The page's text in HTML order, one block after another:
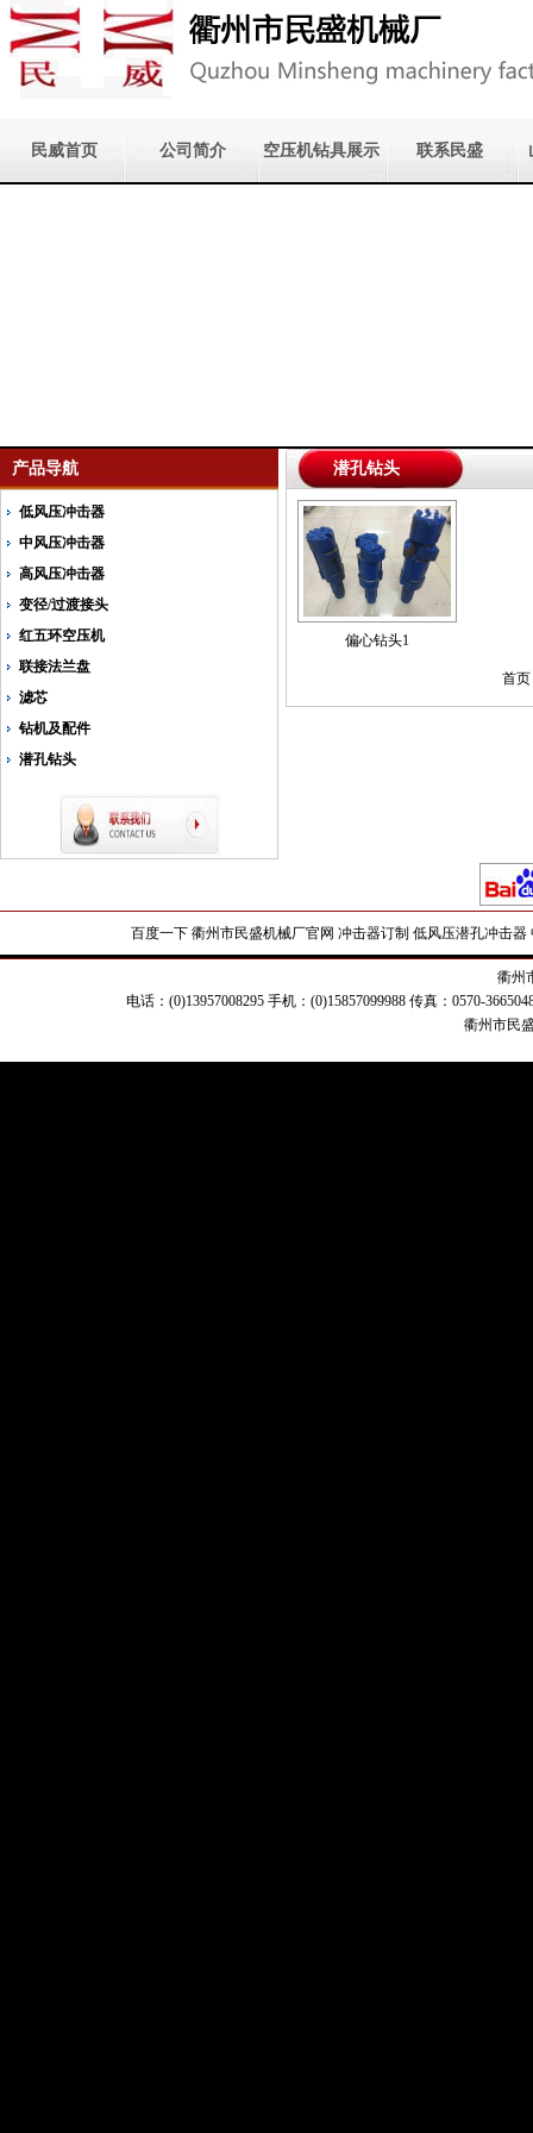
民威首页 公司简介 空压机钻具展示 联系民盛
产品导航
低风压冲击器
中风压冲击器
高风压冲击器
变径/过渡接头
红五环空压机
联接法兰盘
滤芯
钻机及配件
潜孔钻头
潜孔钻头
偏心钻头1
首
百度一下 衢州市民盛机械厂官网 冲击器订制 低风压潜孔冲击器
衢州
电话：(0)13957008295 手机：(0)15857099988 传真：0570-
衢州市民